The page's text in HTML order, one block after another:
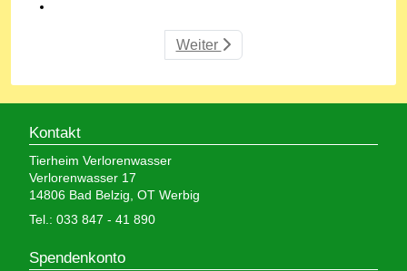
Weiter
Kontakt
Tierheim Verlorenwasser
Verlorenwasser 17
14806 Bad Belzig, OT Werbig
Tel.: 033 847 - 41 890
Spendenkonto